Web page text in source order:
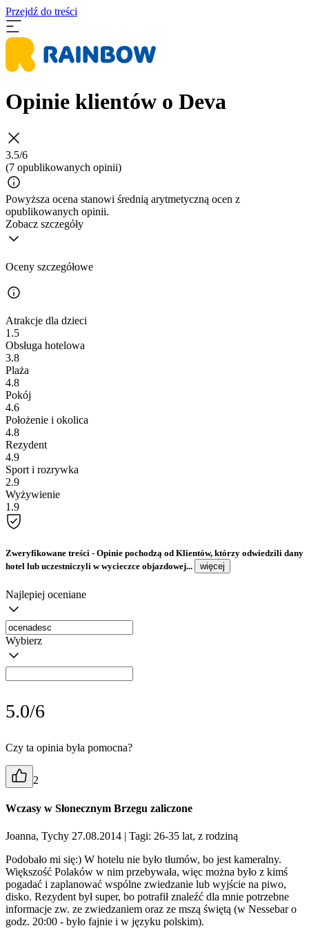
Przejdź do treści
Opinie klientów o Deva
3.5/6
(7 opublikowanych opinii)
Powyższa ocena stanowi średnią arytmetyczną ocen z
opublikowanych opinii.
Zobacz szczegóły
Oceny szczegółowe
Atrakcje dla dzieci
1.5
Obsługa hotelowa
3.8
Plaża
4.8
Pokój
4.6
Położenie i okolica
4.8
Rezydent
4.9
Sport i rozrywka
2.9
Wyżywienie
1.9
Zweryfikowane treści - Opinie pochodzą od Klientów, którzy odwiedzili dany
hotel lub uczestniczyli w wycieczce objazdowej...
więcej
Najlepiej oceniane
Wybierz
5.0/6
Czy ta opinia była pomocna?
2
Wczasy w Słonecznym Brzegu zaliczone
Joanna, Tychy 27.08.2014 | Tagi: 26-35 lat, z rodziną
Podobało mi się:) W hotelu nie było tłumów, bo jest kameralny.
Większość Polaków w nim przebywała, więc można było z kimś
pogadać i zaplanować wspólne zwiedzanie lub wyjście na piwo,
disko. Rezydent był super, bo potrafił znaleźć dla mnie potrzebne
informacje zw. ze zwiedzaniem oraz ze mszą świętą (w Nessebar o
godz. 20:00 - było fajnie i w języku polskim).